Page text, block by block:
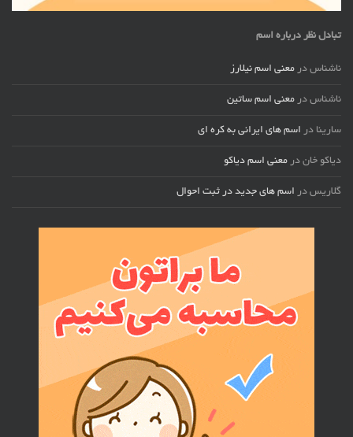
تبادل نظر درباره اسم
ناشناس در معنی اسم نیلارز
ناشناس در معنی اسم ساتین
سارینا در اسم های ایرانی به کره ای
دیاکو خان در معنی اسم دیاکو
گلاریس در اسم های جدید در ثبت احوال